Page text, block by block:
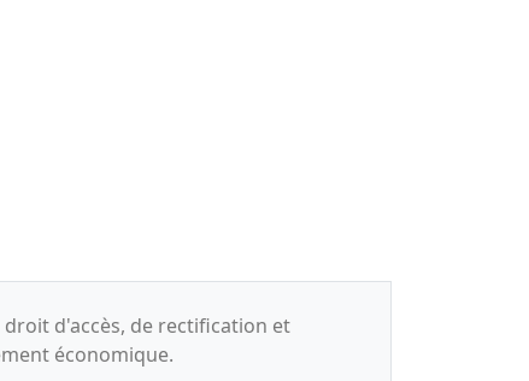
d'accès, de rectification et
économique.